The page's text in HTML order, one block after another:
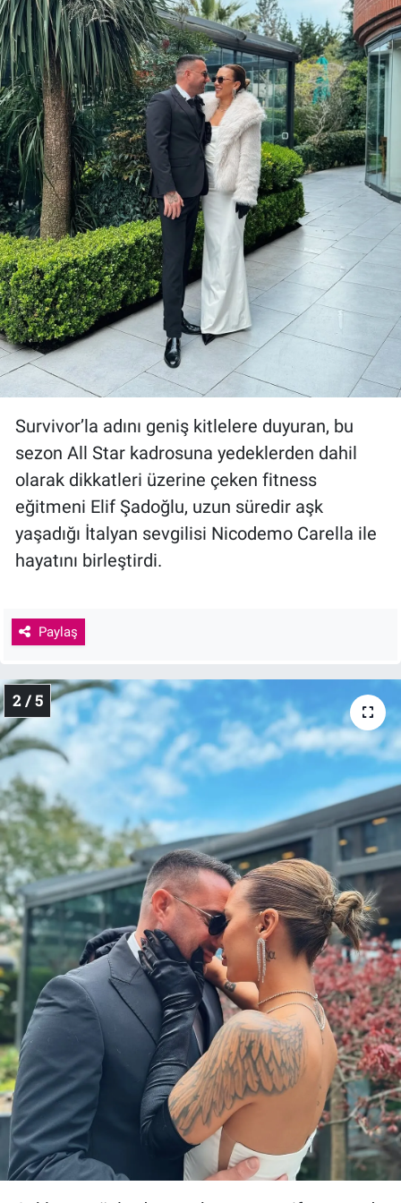
Survivor’la adını geniş kitlelere duyuran, bu
sezon All Star kadrosuna yedeklerden dahil
olarak dikkatleri üzerine çeken fitness
eğitmeni Elif Şadoğlu, uzun süredir aşk
yaşadığı İtalyan sevgilisi Nicodemo Carella ile
hayatını birleştirdi.
Paylaş
2 / 5